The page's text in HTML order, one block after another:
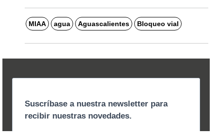
MIAA agua Aguascalientes Bloqueo vial